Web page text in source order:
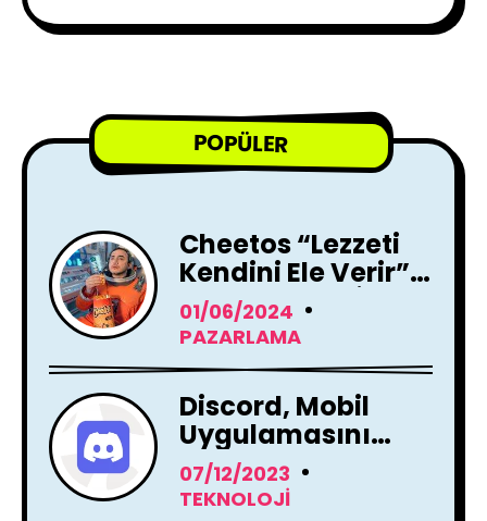
POPÜLER
Cheetos “Lezzeti
Kendini Ele Verir”
Reklam Filmi İle
Yayında !
01/06/2024
PAZARLAMA
Discord, Mobil
Uygulamasını
Tamamen
Yenileme Kararı
07/12/2023
TEKNOLOJI